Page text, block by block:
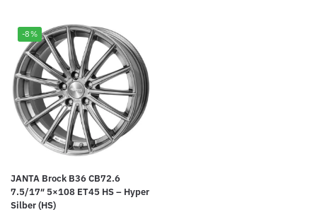
-8%
JANTA Brock B36 CB72.6
7.5/17″ 5×108 ET45 HS – Hyper
Silber (HS)